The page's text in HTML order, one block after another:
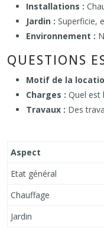
Installations :
Jardin : Superficie,
Environnement :
QUESTIONS
Motif de la
Charges : Quel est
Travaux : Des
Aspect
Etat général
Chauffage
Jardin